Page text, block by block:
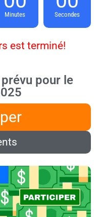
Minutes Secondes
est terminé!
pour le